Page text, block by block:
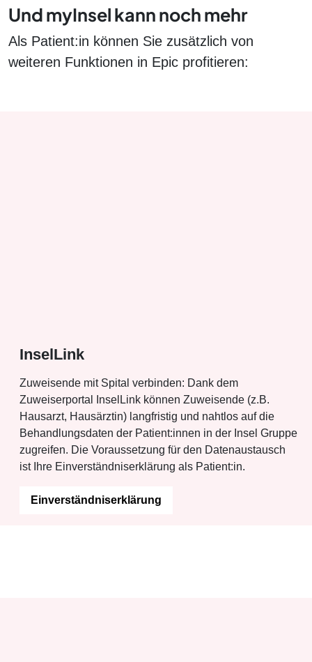
Und myInsel kann noch mehr
Als Patient:in können Sie zusätzlich von
weiteren Funktionen in Epic profitieren:
InselLink
Zuweisende mit Spital verbinden: Dank dem
Zuweiserportal InselLink können Zuweisende (z.B.
Hausarzt, Hausärztin) langfristig und nahtlos auf die
Behandlungsdaten der Patient:innen in der Insel Gruppe
zugreifen. Die Voraussetzung für den Datenaustausch
ist Ihre Einverständniserklärung als Patient:in.
Einverständniserklärung